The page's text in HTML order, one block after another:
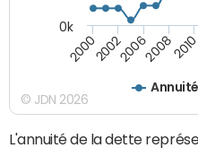
20002002200620082010
0k
© JDN 2026
L'annuité de la dette